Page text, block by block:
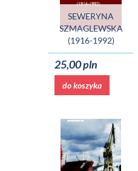
SEWERYNA
SZMAGLEWSKA
(1916-1992)
25,00 pln
do koszyka